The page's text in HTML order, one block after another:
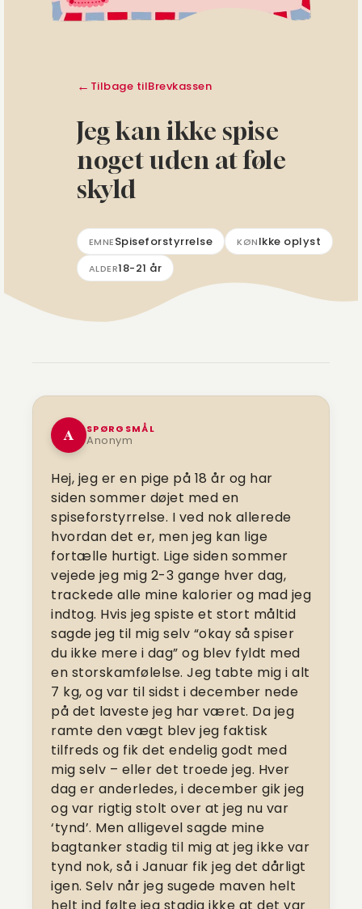
Tilbage tilBrevkassen
Jeg kan ikke spise
noget uden at føle
skyld
EMNESpiseforstyrrelse KØNIkke oplyst
ALDER18-21 år
A SPØRGSMÅL
Anonym
Hej, jeg er en pige på 18 år og har
siden sommer døjet med en
spiseforstyrrelse. I ved nok allerede
hvordan det er, men jeg kan lige
fortælle hurtigt. Lige siden sommer
vejede jeg mig 2-3 gange hver dag,
trackede alle mine kalorier og mad jeg
indtog. Hvis jeg spiste et stort måltid
sagde jeg til mig selv “okay så spiser
du ikke mere i dag” og blev fyldt med
en storskamfølelse. Jeg tabte mig i alt
7 kg, og var til sidst i december nede
på det laveste jeg har været. Da jeg
ramte den vægt blev jeg faktisk
tilfreds og fik det endelig godt med
mig selv – eller det troede jeg. Hver
dag er anderledes, i december gik jeg
og var rigtig stolt over at jeg nu var
‘tynd’. Men alligevel sagde mine
bagtanker stadig til mig at jeg ikke var
tynd nok, så i Januar fik jeg det dårligt
igen. Selv når jeg sugede maven helt